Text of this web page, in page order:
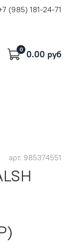
(985) 181-24-71
0 0.00 руб
арт. 985374551